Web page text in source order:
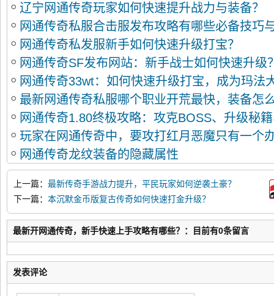
辽宁网通传奇玩家如何快速提升战力与装备？
网通传奇私服合击服发布攻略有哪些必备技巧
网通传奇私发服新手如何快速升级打宝？
网通传奇SF发布网站：新手战士如何快速升级
网通传奇33wt：如何快速升级打宝，成为玛法
最新网通传奇私服哪个职业开荒最快，装备怎
提升打怪速度？
网通传奇1.80终极攻略：攻克BOSS、升级秘
全解析
玩家在网通传奇中，要攻打红月恶魔只有一个
网通传奇龙纹装备的隐藏属性
上一篇： 最新传奇手游战力提升，平民玩家如何逆袭土豪？
下一篇： 本沉默金币版复古传奇如何快速打金升级？
最新开网通传奇，新手快速上手攻略有哪些？：目前有0条留言
发表评论